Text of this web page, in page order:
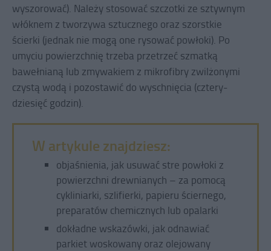
wyszorować). Należy stosować szczotki ze sztywnym
włóknem z tworzywa sztucznego oraz szorstkie
ścierki (jednak nie mogą one rysować powłoki). Po
umyciu powierzchnię trzeba przetrzeć szmatką
bawełnianą lub zmywakiem z mikrofibry zwilżonymi
czystą wodą i pozostawić do wyschnięcia (cztery-
dziesięć godzin).
W artykule znajdziesz:
objaśnienia, jak usuwać stre powłoki z
powierzchni drewnianych – za pomocą
cykliniarki, szlifierki, papieru ściernego,
preparatów chemicznych lub opalarki
dokładne wskazówki, jak odnawiać
parkiet woskowany oraz olejowany